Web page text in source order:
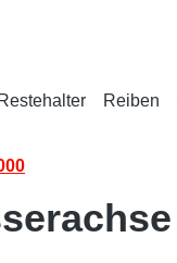
Restehalter Reiben